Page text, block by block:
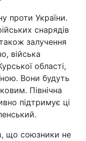
проти України.
снарядів
залучення
війська
області,
Вони будуть
Північна
підтримує ці
що союзники не